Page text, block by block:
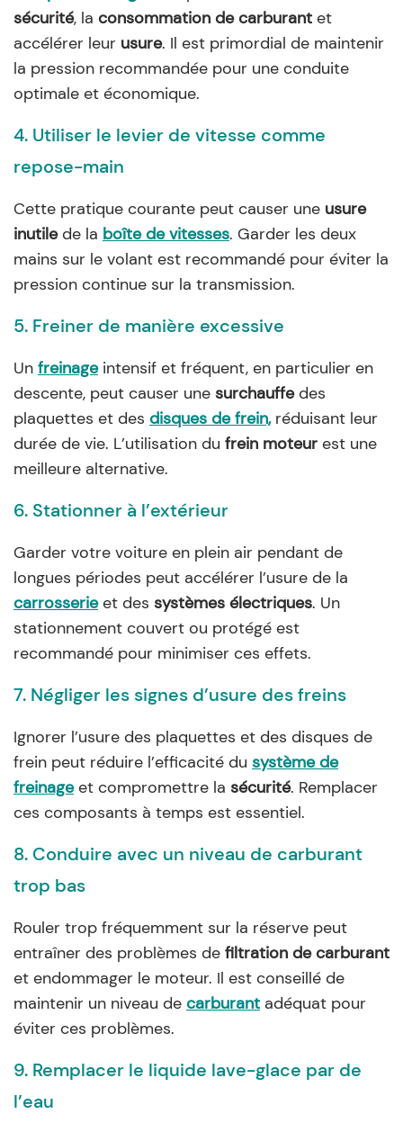
sécurité, la consommation de carburant et
accélérer leur usure. Il est primordial de maintenir
la pression recommandée pour une conduite
optimale et économique.
4. Utiliser le levier de vitesse comme
repose-main
Cette pratique courante peut causer une usure
inutilede la boîte de vitesses. Garder les deux
mains sur le volant est recommandé pour éviter la
pression continue sur la transmission.
5. Freiner de manière excessive
Un freinageintensif et fréquent, en particulier en
descente, peut causer une surchauffedes
plaquettes et des disques de frein,réduisant leur
durée de vie. L’utilisation du frein moteur est une
meilleure alternative.
6. Stationner à l’extérieur
Garder votre voiture en plein air pendant de
longues périodes peut accélérer l’usure de la
carrosserieet des systèmes électriques. Un
stationnement couvert ou protégé est
recommandé pour minimiser ces effets.
7. Négliger les signes d’usure des freins
Ignorer l’usure des plaquettes et des disques de
frein peut réduire l’efficacité du système de
freinageet compromettre la sécurité. Remplacer
ces composants à temps est essentiel.
8. Conduire avec un niveau de carburant
trop bas
Rouler trop fréquemment sur la réserve peut
entraîner des problèmes de filtration de carburant
et endommager le moteur. Il est conseillé de
maintenir un niveau de carburant adéquat pour
éviter ces problèmes.
9. Remplacer le liquide lave-glace par de
l’eau